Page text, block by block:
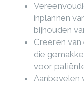
inplannen
bijhouden
Creëren
die
voor
Aanbevelen